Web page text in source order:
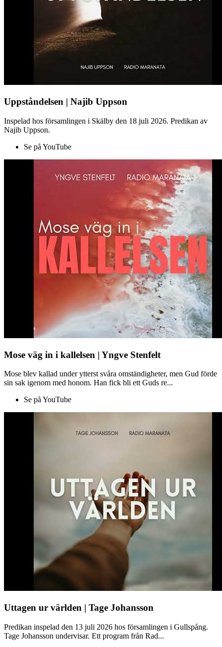
Uppståndelsen | Najib Uppson
Inspelad hos församlingen i Skälby den 18 juli 2026. Predikan av
Najib Uppson.
Se på YouTube
Mose väg in i kallelsen | Yngve Stenfelt
Mose blev kallad under ytterst svåra omständigheter, men Gud förde
sin sak igenom med honom. Han fick bli ett Guds re...
Se på YouTube
Uttagen ur världen | Tage Johansson
Predikan inspelad den 13 juli 2026 hos församlingen i Gullspång.
Tage Johansson undervisar. Ett program från Rad...